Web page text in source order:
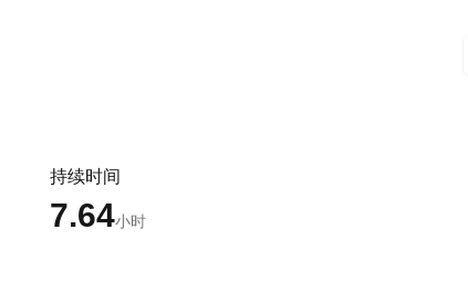
持续时间
7.64小时